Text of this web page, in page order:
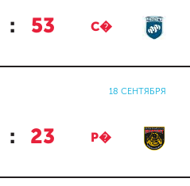
: 53 С�
18 СЕНТЯБРЯ
: 23 Р�